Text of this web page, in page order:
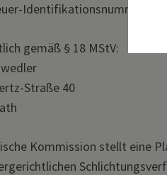
Identifikationsnummer:
gemäß § 18 MStV:
Straße 40
Kommission stellt eine